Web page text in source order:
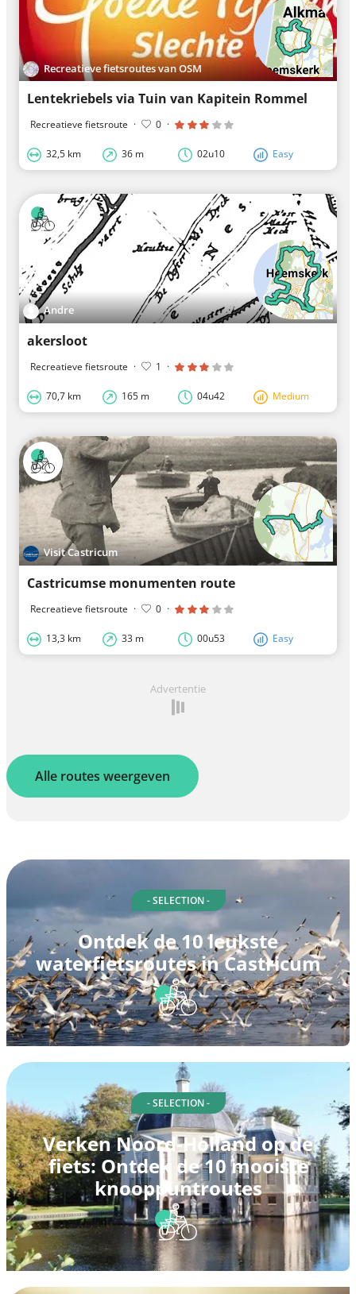
Recreatieve fietsroutes van OSM
Lentekriebels via Tuin van Kapitein Rommel
Recreatieve fietsroute · 0 ·
32,5 km 36 m 02u10 Easy
Andre
akersloot
Recreatieve fietsroute · 1 ·
70,7 km 165 m 04u42 Medium
Visit Castricum
Castricumse monumenten route
Recreatieve fietsroute · 0 ·
13,3 km 33 m 00u53 Easy
Advertentie
Alle routes weergeven
- SELECTION -
Ontdek de 10 leukste
waterfietsroutes in Castricum
- SELECTION -
Verken Noord-Holland op de
fiets: Ontdek de 10 mooiste
knooppuntroutes